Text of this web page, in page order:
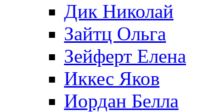
Дик Николай
Зайтц Ольга
Зейферт Елена
Иккес Яков
Иордан Белла